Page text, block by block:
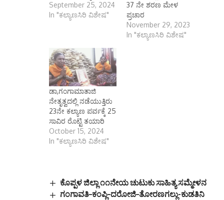
September 25, 2024
In "ಕಲ್ಯಾಣಸಿರಿ ವಿಶೇಷ"
37 ನೇ ಶರಣ ಮೇಳ
ಪ್ರಚಾರ
November 29, 2023
In "ಕಲ್ಯಾಣಸಿರಿ ವಿಶೇಷ"
ಡಾ,ಗಂಗಾಮಾತಾಜಿ
ನೇತೃತ್ವದಲ್ಲಿ ನಡೆಯುತ್ತಿರು
23ನೇ ಕಲ್ಯಾಣ ಪರ್ವಕ್ಕೆ 25
ಸಾವಿರ ರೊಟ್ಟಿ ತಯಾರಿ
October 15, 2024
In "ಕಲ್ಯಾಣಸಿರಿ ವಿಶೇಷ"
ಕೊಪ್ಪಳ ಜಿಲ್ಲಾ ೧೧ನೇಯ ಚುಟುಕು ಸಾಹಿತ್ಯ ಸಮ್ಮೇಳನ
ಗಂಗಾವತಿ–ಕಂಪ್ಲಿ–ದರೋಜಿ–ತೋರಣಗಲ್ಲು-ಕುಡತಿನಿ